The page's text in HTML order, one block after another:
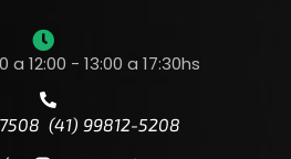
a 12:00 - 13:00 a 17:30hs
(41) 99812-5208